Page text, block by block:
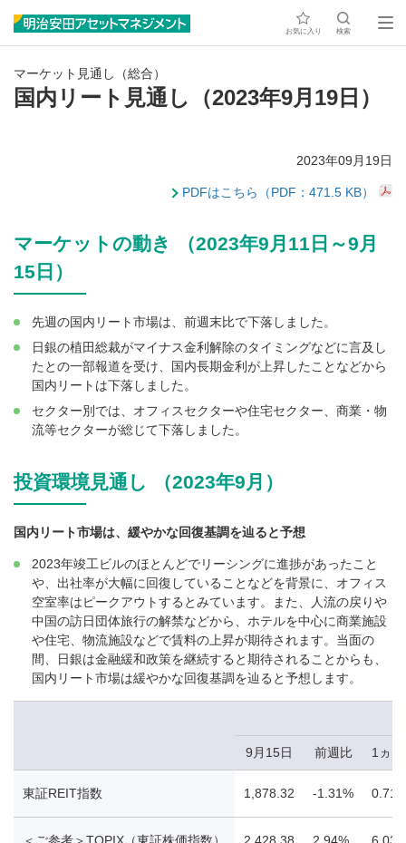
お気に入り 検索
マーケット見通し（総合）
国内リート見通し（2023年9月19日）
2023年09月19日
PDFはこちら（PDF：471.5 KB）
マーケットの動き （2023年9月11日～9月
15日）
先週の国内リート市場は、前週末比で下落しました。
日銀の植田総裁がマイナス金利解除のタイミングなどに言及し
たとの一部報道を受け、国内長期金利が上昇したことなどから
国内リートは下落しました。
セクター別では、オフィスセクターや住宅セクター、商業・物
流等セクターが総じて下落しました。
投資環境見通し （2023年9月）
国内リート市場は、緩やかな回復基調を辿ると予想
2023年竣工ビルのほとんどでリーシングに進捗があったこと
や、出社率が大幅に回復していることなどを背景に、オフィス
空室率はピークアウトするとみています。また、人流の戻りや
中国の訪日団体旅行の解禁などから、ホテルを中心に商業施設
や住宅、物流施設などで賃料の上昇が期待されます。当面の
間、日銀は金融緩和政策を継続すると期待されることからも、
国内リート市場は緩やかな回復基調を辿ると予想します。
9月15日 前週比 1ヵ
東証REIT指数 1,878.32 -1.31%